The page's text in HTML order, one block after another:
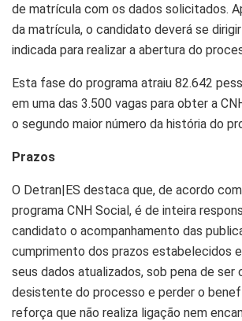
de matrícula com os dados solicitados.
da matrícula, o candidato deverá se
indicada para realizar a abertura do
Esta fase do programa atraiu 82.642
em uma das 3.500 vagas para obter a
o segundo maior número da história do
Prazos
O Detran|ES destaca que, de acordo
programa CNH Social, é de inteira
candidato o acompanhamento das
cumprimento dos prazos estabelecidos
seus dados atualizados, sob pena de ser
desistente do processo e perder o
reforça que não realiza ligação nem